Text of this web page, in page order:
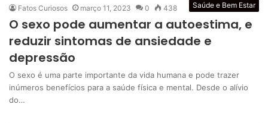
Saúde e Bem Estar
Fatos Curiosos março 11, 2023 0 438
O sexo pode aumentar a autoestima, e
reduzir sintomas de ansiedade e
depressão
O sexo é uma parte importante da vida humana e pode trazer
inúmeros benefícios para a saúde física e mental. Desde o alívio
do…